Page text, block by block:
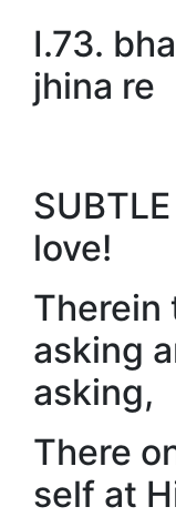
I.73.
jhina re
love!
Therein
asking
asking,
There
self at